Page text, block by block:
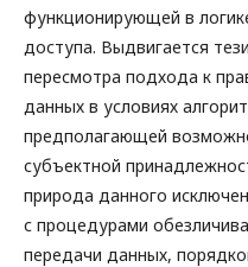
функционирующей в
доступа. Выдвигается
пересмотра подхода к
данных в условиях
предполагающей
субъектной
природа данного
с процедурами
передачи данных,